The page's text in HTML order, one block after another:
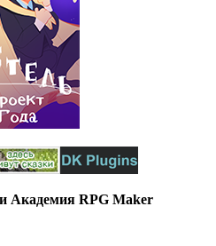
Академия RPG Maker